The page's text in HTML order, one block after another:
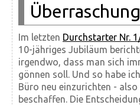
Im letzten Durchstarter Nr.
10-jähriges Jubiläum
irgendwo, dass man sich
gönnen soll. Und so habe
Büro neu einzurichten -
beschaffen. Die